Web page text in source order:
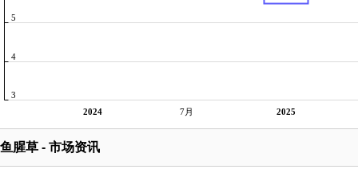
2024 7月 2025
3
4
5
鱼腥草 - 市场资讯